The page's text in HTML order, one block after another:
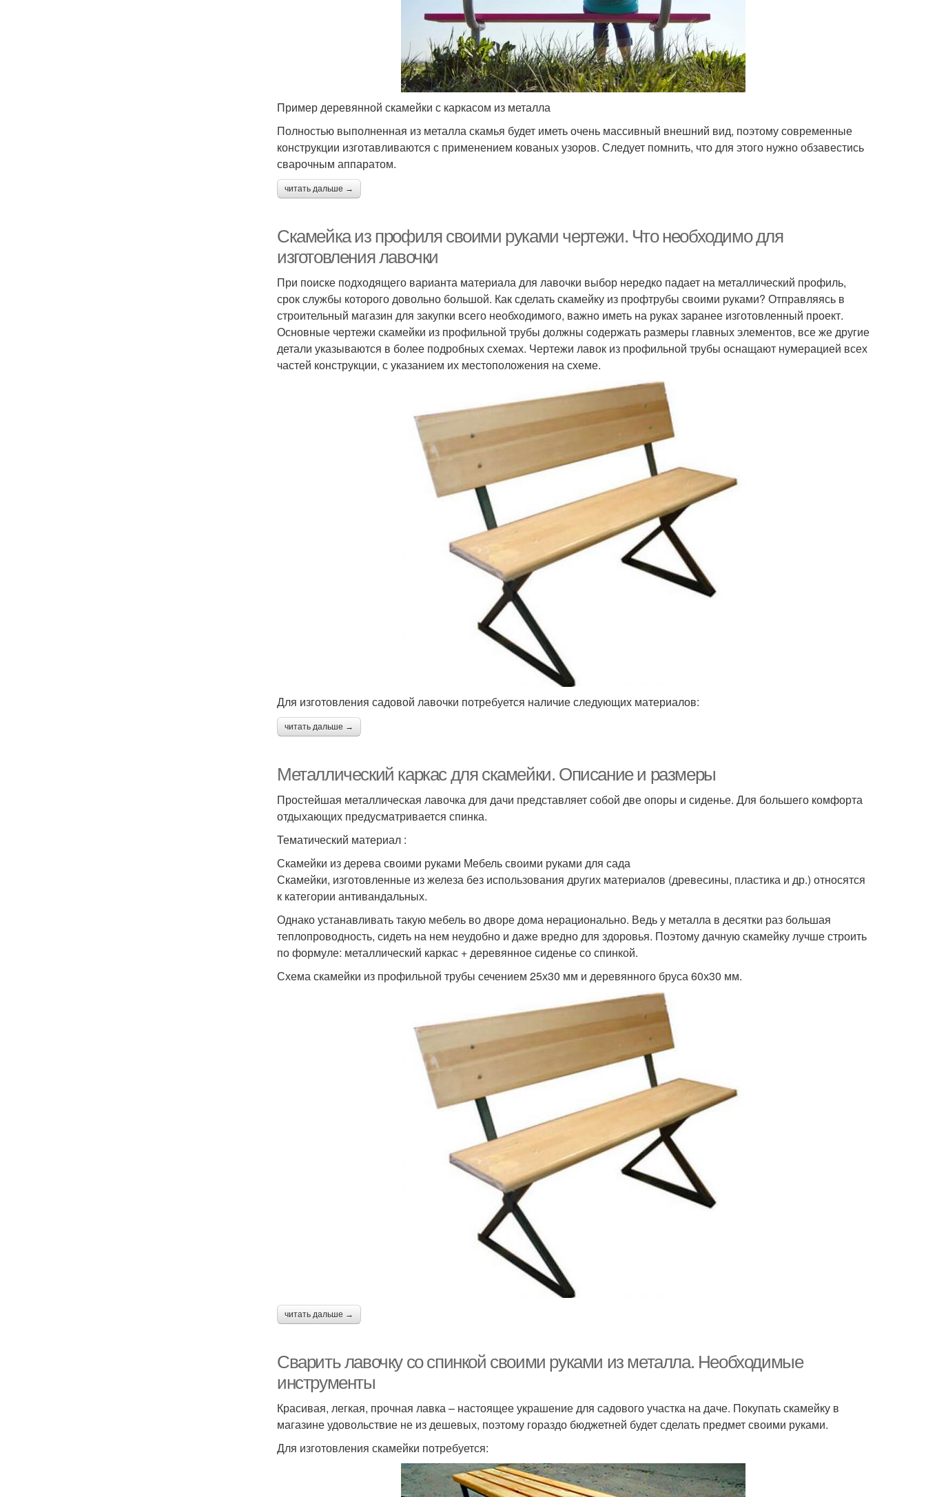
Пример деревянной скамейки с каркасом из металла
Полностью выполненная из металла скамья будет иметь очень массивный внешний вид, поэтому современные
конструкции изготавливаются с применением кованых узоров. Следует помнить, что для этого нужно обзавестись
сварочным аппаратом.
читать дальше →
Скамейка из профиля своими руками чертежи. Что необходимо для
изготовления лавочки
При поиске подходящего варианта материала для лавочки выбор нередко падает на металлический профиль,
срок службы которого довольно большой. Как сделать скамейку из профтрубы своими руками? Отправляясь в
строительный магазин для закупки всего необходимого, важно иметь на руках заранее изготовленный проект.
Основные чертежи скамейки из профильной трубы должны содержать размеры главных элементов, все же другие
детали указываются в более подробных схемах. Чертежи лавок из профильной трубы оснащают нумерацией всех
частей конструкции, с указанием их местоположения на схеме.
Для изготовления садовой лавочки потребуется наличие следующих материалов:
читать дальше →
Металлический каркас для скамейки. Описание и размеры
Простейшая металлическая лавочка для дачи представляет собой две опоры и сиденье. Для большего комфорта
отдыхающих предусматривается спинка.
Тематический материал :
Скамейки из дерева своими руками Мебель своими руками для сада
Скамейки, изготовленные из железа без использования других материалов (древесины, пластика и др.) относятся
к категории антивандальных.
Однако устанавливать такую мебель во дворе дома нерационально. Ведь у металла в десятки раз большая
теплопроводность, сидеть на нем неудобно и даже вредно для здоровья. Поэтому дачную скамейку лучше строить
по формуле: металлический каркас + деревянное сиденье со спинкой.
Схема скамейки из профильной трубы сечением 25х30 мм и деревянного бруса 60х30 мм.
читать дальше →
Сварить лавочку со спинкой своими руками из металла. Необходимые
инструменты
Красивая, легкая, прочная лавка – настоящее украшение для садового участка на даче. Покупать скамейку в
магазине удовольствие не из дешевых, поэтому гораздо бюджетней будет сделать предмет своими руками.
Для изготовления скамейки потребуется: